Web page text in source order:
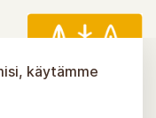
käytämme